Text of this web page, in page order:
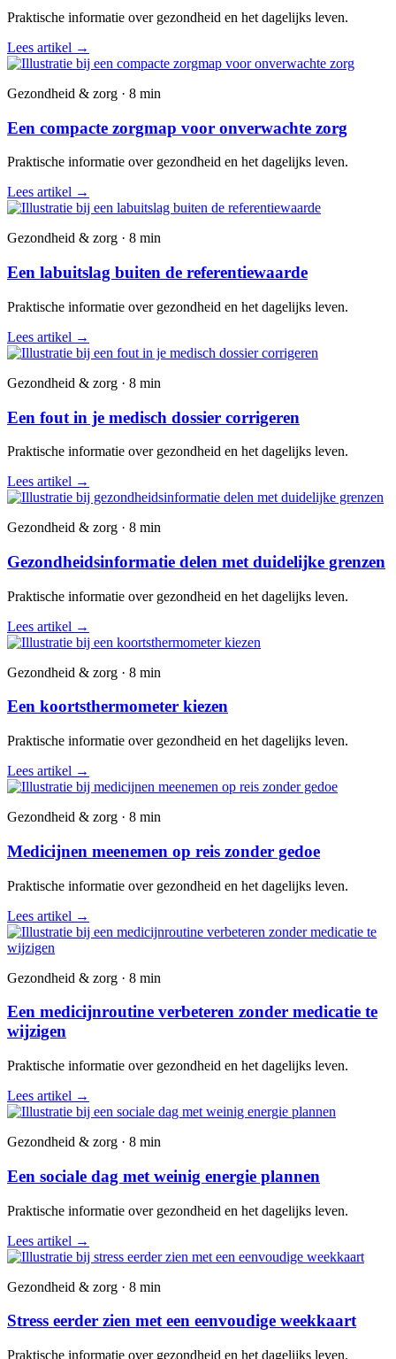
Praktische informatie over gezondheid en het dagelijks leven.
Lees artikel →
Gezondheid & zorg · 8 min
Een compacte zorgmap voor onverwachte zorg
Praktische informatie over gezondheid en het dagelijks leven.
Lees artikel →
Gezondheid & zorg · 8 min
Een labuitslag buiten de referentiewaarde
Praktische informatie over gezondheid en het dagelijks leven.
Lees artikel →
Gezondheid & zorg · 8 min
Een fout in je medisch dossier corrigeren
Praktische informatie over gezondheid en het dagelijks leven.
Lees artikel →
Gezondheid & zorg · 8 min
Gezondheidsinformatie delen met duidelijke grenzen
Praktische informatie over gezondheid en het dagelijks leven.
Lees artikel →
Gezondheid & zorg · 8 min
Een koortsthermometer kiezen
Praktische informatie over gezondheid en het dagelijks leven.
Lees artikel →
Gezondheid & zorg · 8 min
Medicijnen meenemen op reis zonder gedoe
Praktische informatie over gezondheid en het dagelijks leven.
Lees artikel →
Gezondheid & zorg · 8 min
Een medicijnroutine verbeteren zonder medicatie te
wijzigen
Praktische informatie over gezondheid en het dagelijks leven.
Lees artikel →
Gezondheid & zorg · 8 min
Een sociale dag met weinig energie plannen
Praktische informatie over gezondheid en het dagelijks leven.
Lees artikel →
Gezondheid & zorg · 8 min
Stress eerder zien met een eenvoudige weekkaart
Praktische informatie over gezondheid en het dagelijks leven.